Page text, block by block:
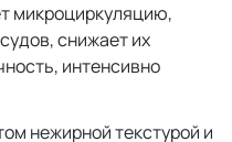
микроциркуляцию,
снижает их
интенсивно
нежирной текстурой и